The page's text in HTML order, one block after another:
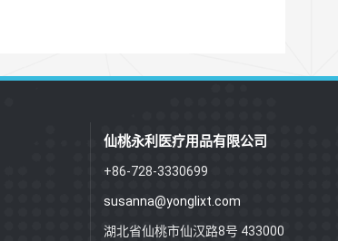
仙桃永利医疗用品有限公司
+86-728-3330699
susanna@yonglixt.com
湖北省仙桃市仙汉路8号 433000